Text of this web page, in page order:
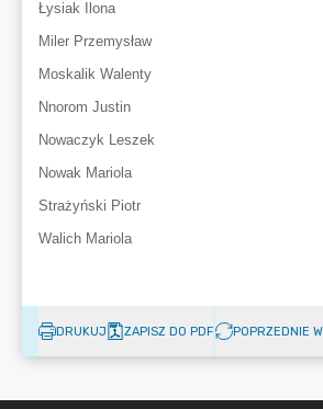
DRUKUJ ZAPISZ DO PDF POPRZEDNIE